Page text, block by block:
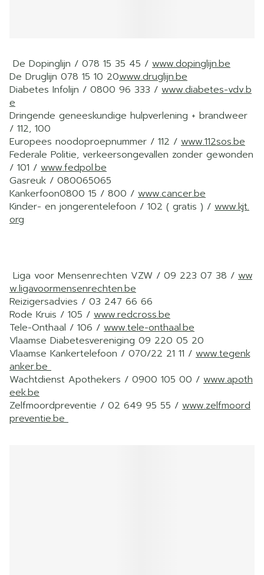
De Dopinglijn / 078 15 35 45 / www.dopinglijn.be
De Druglijn 078 15 10 20www.druglijn.be
Diabetes Infolijn / 0800 96 333 / www.diabetes-vdv.b
e
Dringende geneeskundige hulpverlening + brandweer
/ 112, 100
Europees noodoproepnummer / 112 / www.112sos.be
Federale Politie, verkeersongevallen zonder gewonden
/ 101 / www.fedpol.be
Gasreuk / 080065065
Kankerfoon0800 15 / 800 / www.cancer.be
Kinder- en jongerentelefoon / 102 ( gratis ) / www.kjt.
org
Liga voor Mensenrechten VZW / 09 223 07 38 / ww
w.ligavoormensenrechten.be
Reizigersadvies / 03 247 66 66
Rode Kruis / 105 / www.redcross.be
Tele-Onthaal / 106 / www.tele-onthaal.be
Vlaamse Diabetesvereniging 09 220 05 20
Vlaamse Kankertelefoon / 070/22 21 11 / www.tegenk
anker.be
Wachtdienst Apothekers / 0900 105 00 / www.apoth
eek.be
Zelfmoordpreventie / 02 649 95 55 / www.zelfmoord
preventie.be